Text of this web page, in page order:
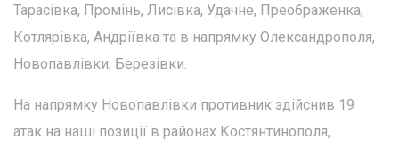
Тарасівка, Промінь, Лисівка, Удачне, Преображенка,
Котлярівка, Андріївка та в напрямку Олександрополя,
Новопавлівки, Березівки.
На напрямку Новопавлівки противник здійснив 19
атак на наші позиції в районах Костянтинополя,